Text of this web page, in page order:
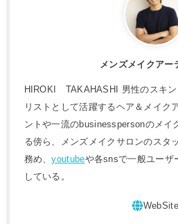
メンズメイクアー
HIROKI TAKAHASHI 男性のスキン
リストとして活躍するヘア＆メイク
ントや一流のbusinesspersonのメイ
る傍ら、メンズメイクサロンのスタ
務め、youtubeや各snsで一般ユーザ
している。